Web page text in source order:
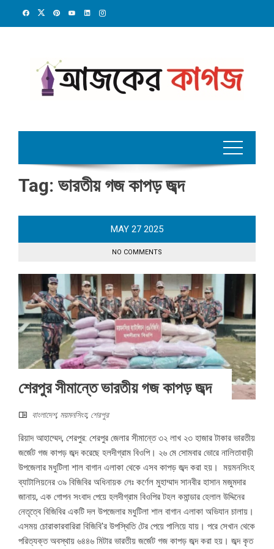
Tag: ভারতীয় গজ কাপড় জব্দ
MAY 27 2025
NO COMMENTS
শেরপুর সীমান্তে ভারতীয় গজ কাপড় জব্দ
বাংলাদেশ, ময়মনসিংহ, শেরপুর
রিয়াদ আহাম্মেদ, শেরপুর: শেরপুর জেলার সীমান্তে ৩২ লাখ ২৩ হাজার টাকার ভারতীয়
জর্জেট গজ কাপড় জব্দ করেছে হলদীগ্রাম বিওপি। ২৬ মে সোমবার ভোরে নালিতাবাড়ী
উপজেলার মধুটিলা শাল বাগান এলাকা থেকে এসব কাপড় জব্দ করা হয়। ময়মনসিংহ
ব্যাটালিয়নের ৩৯ বিজিবির অধিনায়ক লেঃ কর্ণেল মুহাম্মাদ সানবীর হাসান মজুমদার
জানায়, এক গোপন সংবাদ পেয়ে হলদীগ্রাম বিওপির টহল কমান্ডার হেলাল উদ্দিনের
নেতৃত্বে বিজিবির একটি দল উপজেলার মধুটিলা শাল বাগান এলাকা অভিযান চালায়।
এসময় চোরাকারবারিরা বিজিবি'র উপস্থিতি টের পেয়ে পালিয়ে যায়। পরে সেখান থেকে
পরিত্যক্ত অবস্থায় ৬৪৪৬ মিটার ভারতীয় জর্জেট গজ কাপড় জব্দ করা হয়। জব্দ কৃত